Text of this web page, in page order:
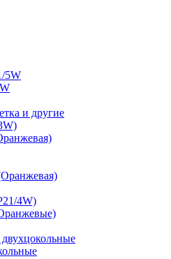
5W
и другие
4W)